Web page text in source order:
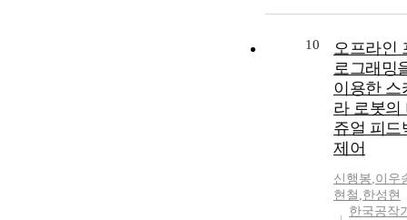
10
오프라인
로그래밍
이용한 스
라 로봇의
쥬얼 피드
제어
신행봉,이우
현철 ,한성현
한국공작